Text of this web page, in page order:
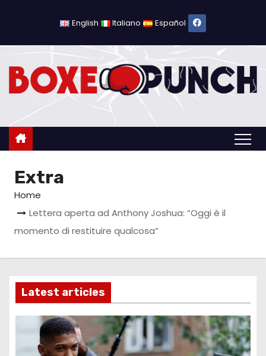
c
o
English Italiano Español
Extra
Home
Lettera aperta ad Anthony Joshua: “Oggi è il
momento di restituire qualcosa”
Latest articles